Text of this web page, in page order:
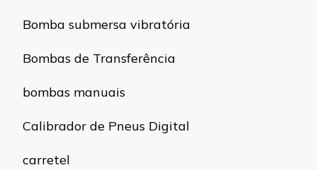
Bomba submersa vibratória
Bombas de Transferência
bombas manuais
Calibrador de Pneus Digital
carretel